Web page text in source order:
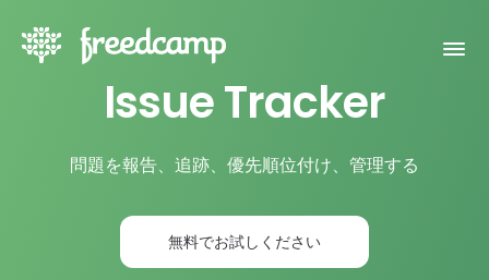
Issue Tracker
問題を報告、追跡、優先順位付け、管理する
無料でお試しください